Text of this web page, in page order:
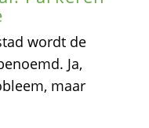
wordt de
Ja,
maar